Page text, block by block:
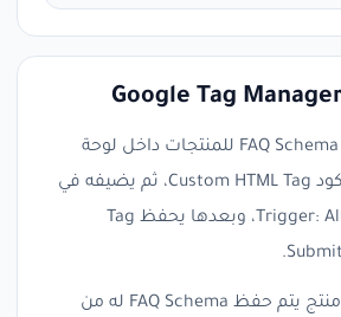
يفتح العميل قسم FAQ Schema للمنتجات داخل لوحة
RankX SEO، ينسخ كود Custom HTML Tag، ثم يضيفه في
GTM ويختار Trigger: All Pages، وبعدها يحفظ Tag
بعد هذا الإعداد، أي منتج يتم حفظ FAQ Schema له من